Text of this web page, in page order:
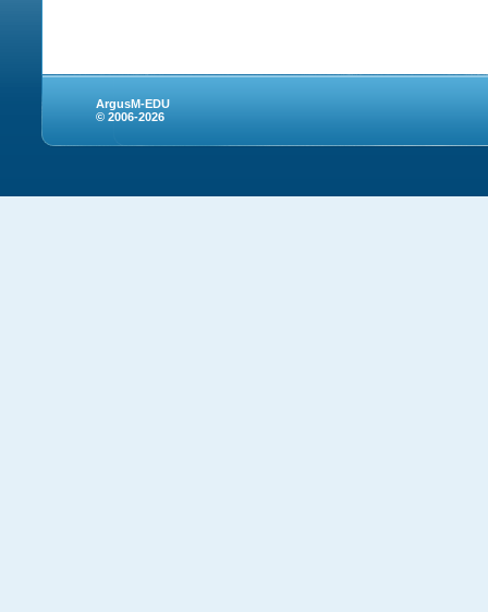
ArgusM-EDU
© 2006-2026